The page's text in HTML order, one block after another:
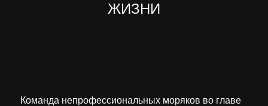
ЖИЗНИ
Команда непрофессиональных моряков во главе